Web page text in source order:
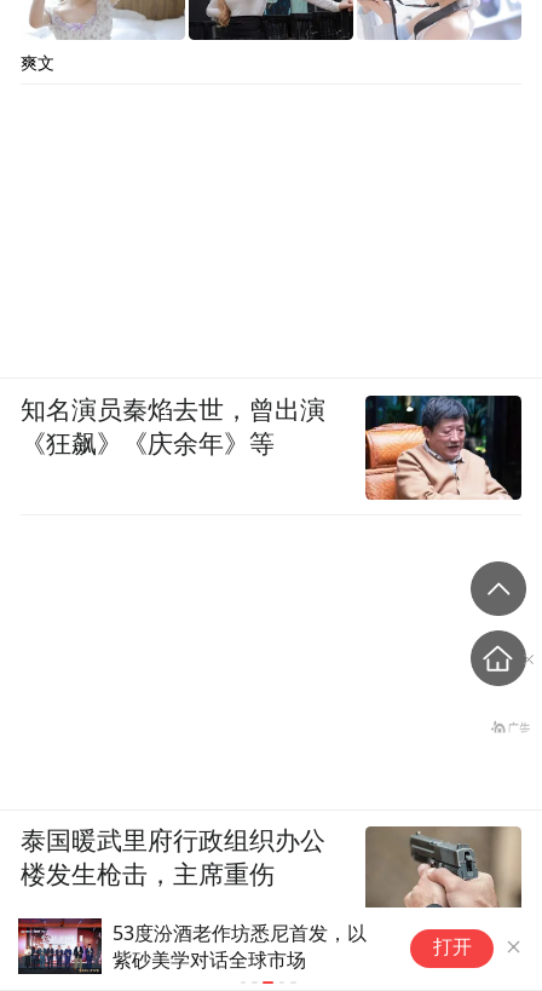
53度汾酒老作坊悉尼首发，以
紫砂美学对话全球市场
打开
爽文
知名演员秦焰去世，曾出演
《狂飙》《庆余年》等
泰国暖武里府行政组织办公
楼发生枪击，主席重伤